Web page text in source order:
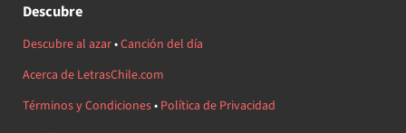
Descubre
Descubre al azar•Canción del día
Acerca de LetrasChile.com
Términos y Condiciones• Política de Privacidad